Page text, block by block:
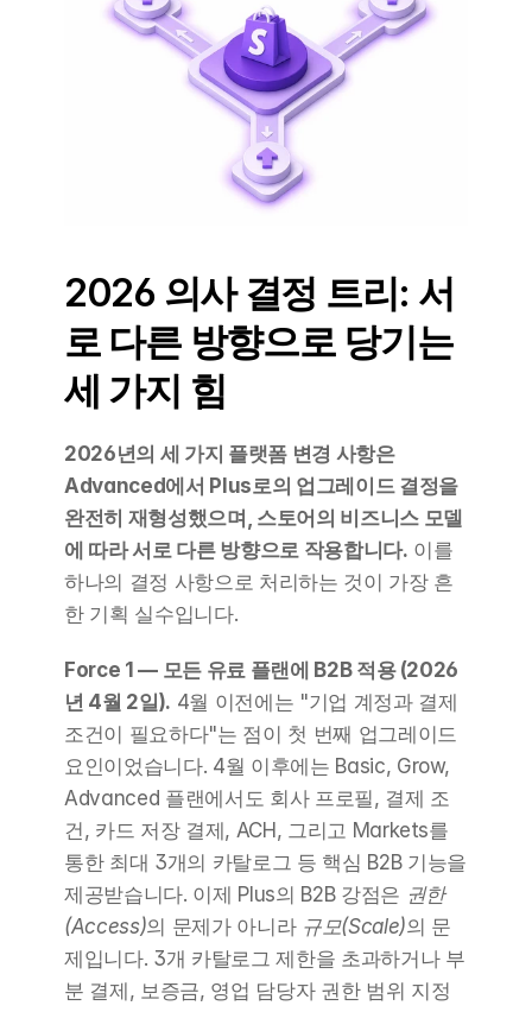
2026 의사 결정 트리: 서
로 다른 방향으로 당기는
세 가지 힘
2026년의 세 가지 플랫폼 변경 사항은
Advanced에서 Plus로의 업그레이드 결정을
완전히 재형성했으며, 스토어의 비즈니스 모델
에 따라 서로 다른 방향으로 작용합니다. 이를
하나의 결정 사항으로 처리하는 것이 가장 흔
한 기획 실수입니다.
Force 1 — 모든 유료 플랜에 B2B 적용 (2026
년 4월 2일). 4월 이전에는 "기업 계정과 결제
조건이 필요하다"는 점이 첫 번째 업그레이드
요인이었습니다. 4월 이후에는 Basic, Grow,
Advanced 플랜에서도 회사 프로필, 결제 조
건, 카드 저장 결제, ACH, 그리고 Markets를
통한 최대 3개의 카탈로그 등 핵심 B2B 기능을
제공받습니다. 이제 Plus의 B2B 강점은 권한
(Access)의 문제가 아니라 규모(Scale)의 문
제입니다. 3개 카탈로그 제한을 초과하거나 부
분 결제, 보증금, 영업 담당자 권한 범위 지정